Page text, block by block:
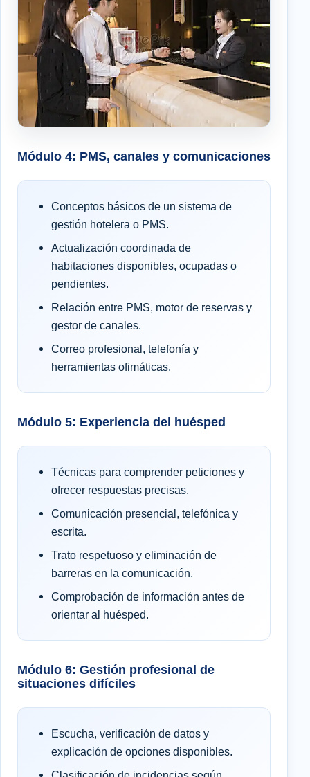
Módulo 4: PMS, canales y comunicaciones
Conceptos básicos de un sistema de
gestión hotelera o PMS.
Actualización coordinada de
habitaciones disponibles, ocupadas o
pendientes.
Relación entre PMS, motor de reservas y
gestor de canales.
Correo profesional, telefonía y
herramientas ofimáticas.
Módulo 5: Experiencia del huésped
Técnicas para comprender peticiones y
ofrecer respuestas precisas.
Comunicación presencial, telefónica y
escrita.
Trato respetuoso y eliminación de
barreras en la comunicación.
Comprobación de información antes de
orientar al huésped.
Módulo 6: Gestión profesional de
situaciones difíciles
Escucha, verificación de datos y
explicación de opciones disponibles.